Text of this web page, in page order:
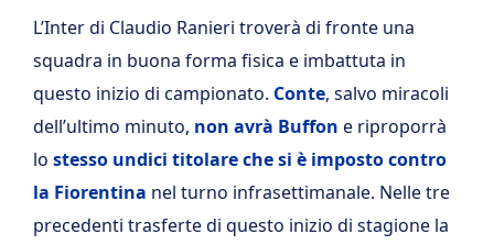
L’Inter di Claudio Ranieri troverà di fronte una
squadra in buona forma fisica e imbattuta in
questo inizio di campionato. Conte, salvo miracoli
dell’ultimo minuto, non avrà Buffon e riproporrà
lo stesso undici titolare che si è imposto contro
la Fiorentina nel turno infrasettimanale. Nelle tre
precedenti trasferte di questo inizio di stagione la